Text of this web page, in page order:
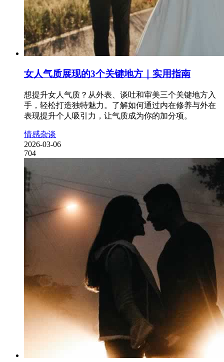
女人气质展现的3个关键地方｜实用指南
想提升女人气质？从外表、谈吐和审美三个关键地方入
手，轻松打造独特魅力。了解如何通过内在修养与外在
表现提升个人吸引力，让气质成为你的加分项。
情感杂谈
2026-03-06
704